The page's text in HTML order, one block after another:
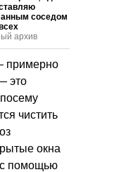
соседом
архив
примерно
это
чистить
окна
с помощью